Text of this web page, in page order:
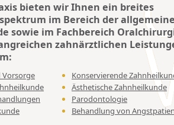
bieten wir Ihnen ein breites
im Bereich der
sowie im Fachbereich
zahnärztlichen
Vorsorge
Konservierende
Ästhetische Zahnheilkunde
Parodontologie
Behandlung von